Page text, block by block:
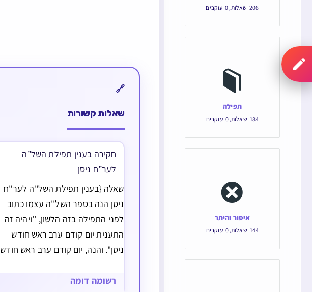
שאלות קשורות
חקירה בענין תפילת השל”ה
לער”ח ניסן
שאלה {בענין תפילת השל"ה לער"ח
ניסן הנה בספר השל''ה עצמו כתוב
לפני התפילה בזה הלשון, ''ויהיה זה
התענית יום קודם ערב ראש חודש
ניסן''. והנה, יום קודם ערב ראש חודש
ראש חודש עצמו]. ולכן לכאורה היום
רשומה דומה
208 שאלות,
0 עוקבים
תפילה
184 שאלות,
0 עוקבים
איסור והיתר
144 שאלות,
0 עוקבים